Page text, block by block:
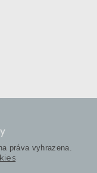
práva vyhrazena.